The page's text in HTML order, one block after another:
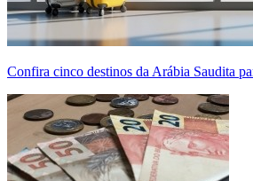
Confira cinco destinos da Arábia Saudita